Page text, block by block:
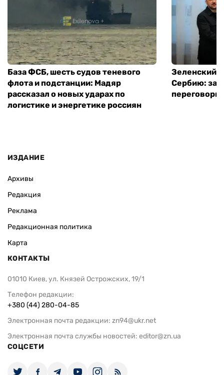
База ФСБ, шесть судов теневого
флота и подстанции: Мадяр
рассказал о новых ударах по
логистике и энергетике россиян
Зеленский
Сербию:
переговоры
ИЗДАНИЕ
Архивы
Редакция
Реклама
Редакционная политика
Карта
КОНТАКТЫ
01010 Киев, ул. Князей Острожских, 19/1
Телефон редакции:
+380 (44) 280-04-85
Электронная почта редакции: zn94@ukr.net
Электронная почта службы новостей: editor@zn.ua
СОЦСЕТИ